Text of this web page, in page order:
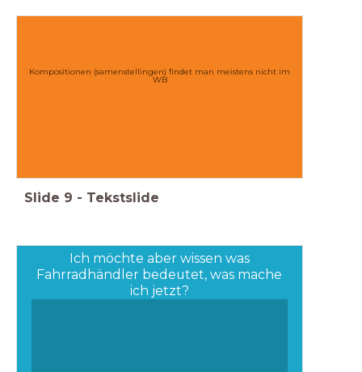
Kompositionen (samenstellingen) findet man meistens nicht im
WB
Slide 9 - Tekstslide
Ich möchte aber wissen was
Fahrradhändler bedeutet, was mache
ich jetzt?